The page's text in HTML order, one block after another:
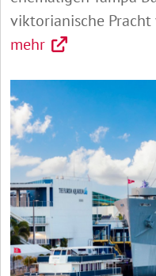
viktorianische Pracht
mehr